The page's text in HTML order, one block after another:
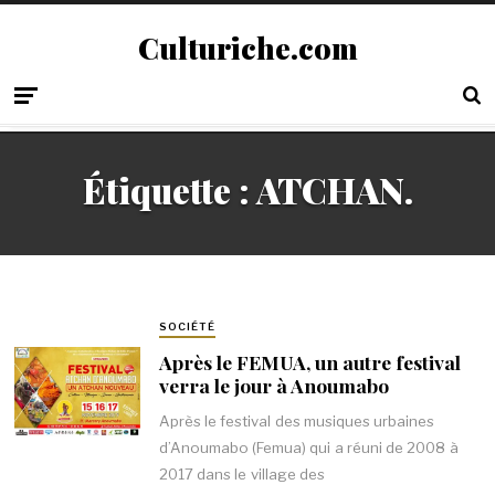
Culturiche.com
Étiquette :ATCHAN.
SOCIÉTÉ
Après le FEMUA, un autre festival
verra le jour à Anoumabo
Après le festival des musiques urbaines
d’Anoumabo (Femua) qui a réuni de 2008 à
2017 dans le village des